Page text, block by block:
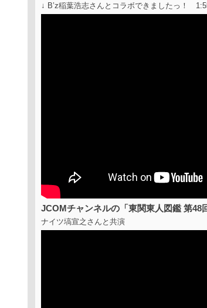
↓ B’z稲葉浩志さんとコラボできましたっ！
JCOMチャンネルの「東関東人図鑑 第48
ナイツ塙宣之さんと共演